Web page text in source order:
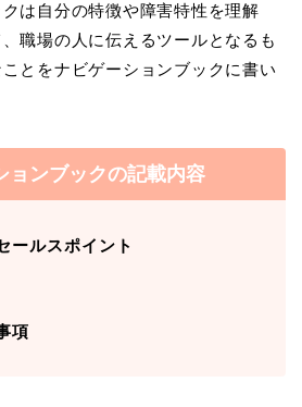
は自分の特徴や障害特性を理解
職場の人に伝えるツールとなるも
とをナビゲーションブックに書い
ョンブックの記載内容
ールスポイント
項